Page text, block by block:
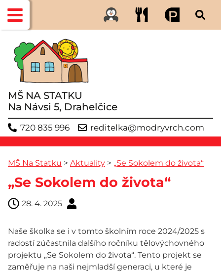
MŠ NA STATKU
Na Návsi 5, Drahelčice
720 835 996 reditelka@modryvrch.com
MŠ Na Statku > Aktuality > „Se Sokolem do života“
„Se Sokolem do života“
28. 4. 2025
Naše školka se i v tomto školním roce 2024/2025 s
radostí zúčastnila dalšího ročníku tělovýchovného
projektu „Se Sokolem do života“. Tento projekt se
zaměřuje na naši nejmladší generaci, u které je